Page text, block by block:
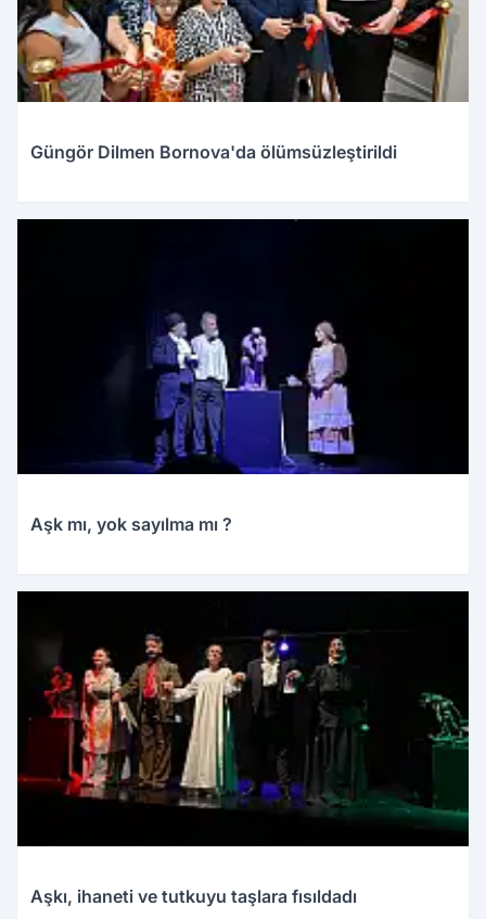
Güngör Dilmen Bornova'da ölümsüzleştirildi
Aşk mı, yok sayılma mı ?
Aşkı, ihaneti ve tutkuyu taşlara fısıldadı